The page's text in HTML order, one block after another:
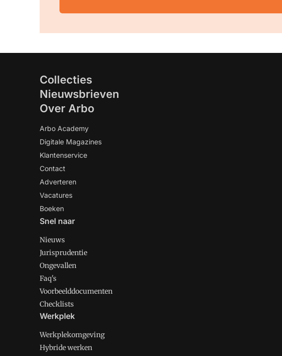
Collecties
Nieuwsbrieven
Over Arbo
Arbo Academy
Digitale Magazines
Klantenservice
Contact
Adverteren
Vacatures
Boeken
Snel naar
Nieuws
Jurisprudentie
Ongevallen
Faq's
Voorbeelddocumenten
Checklists
Werkplek
Werkplekomgeving
Hybride werken